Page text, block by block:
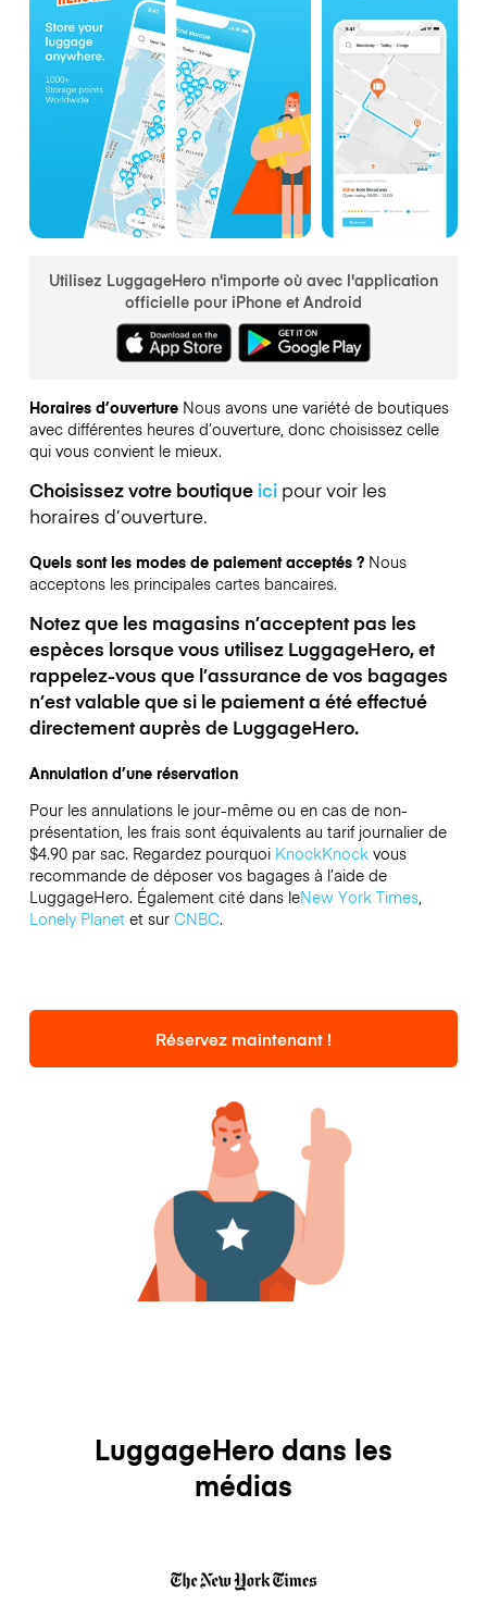
Utilisez LuggageHero n'importe où avec l'application
officielle pour iPhone et Android
Horaires d’ouverture Nous avons une variété de boutiques
avec différentes heures d’ouverture, donc choisissez celle
qui vous convient le mieux.
Choisissez votre boutique icipour voir les
horaires d’ouverture.
Quels sont les modes de paiement acceptés ? Nous
acceptons les principales cartes bancaires.
Notez que les magasins n’acceptent pas les
espèces lorsque vous utilisez LuggageHero, et
rappelez-vous que l’assurance de vos bagages
n’est valable que si le paiement a été effectué
directement auprès de LuggageHero.
Annulation d’une réservation
Pour les annulations le jour-même ou en cas de non-
présentation, les frais sont équivalents au tarif journalier de
$4.90 par sac. Regardez pourquoi KnockKnockvous
recommande de déposer vos bagages à l’aide de
LuggageHero. Également cité dans leNew York Times,
Lonely Planetet sur CNBC.
Réservez maintenant !
LuggageHero dans les
médias